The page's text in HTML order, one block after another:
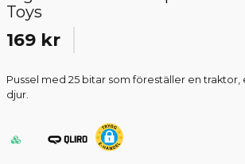
Toys
169 kr
Pussel med 25 bitar som föreställer en
djur.